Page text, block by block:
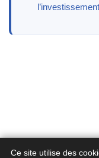
Ce site utilise des